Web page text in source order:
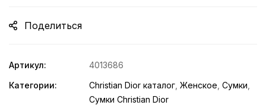
Поделиться
Артикул:
4013686
Категории:
Christian Dior каталог Женское Сумки
Сумки Christian Dior